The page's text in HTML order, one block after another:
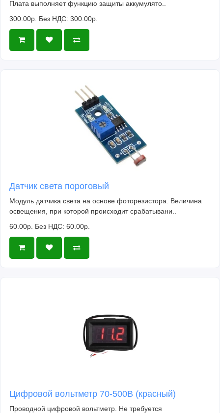
Плата выполняет функцию защиты аккумулято..
300.00р. Без НДС: 300.00р.
Датчик света пороговый
Модуль датчика света на основе фоторезистора. Величина
освещения, при которой происходит срабатывани..
60.00р. Без НДС: 60.00р.
Цифровой вольтметр 70-500В (красный)
Проводной цифровой вольтметр. Не требуется